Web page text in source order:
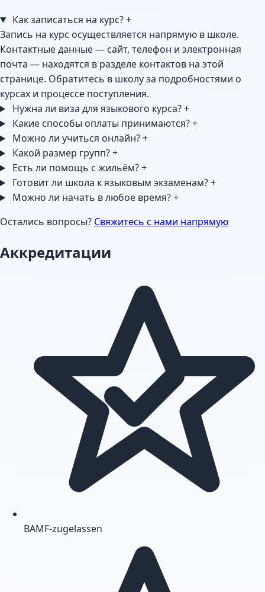
Как записаться на курс?+
Запись на курс осуществляется напрямую в школе.
Контактные данные — сайт, телефон и электронная
почта — находятся в разделе контактов на этой
странице. Обратитесь в школу за подробностями о
курсах и процессе поступления.
Нужна ли виза для языкового курса?+
Какие способы оплаты принимаются?+
Можно ли учиться онлайн?+
Какой размер групп?+
Есть ли помощь с жильём?+
Готовит ли школа к языковым экзаменам?+
Можно ли начать в любое время?+
Остались вопросы? Свяжитесь с нами напрямую
Аккредитации
BAMF-zugelassen